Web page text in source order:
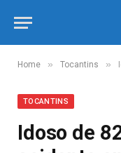
Home » Tocantins »
TOCANTINS
Idoso de